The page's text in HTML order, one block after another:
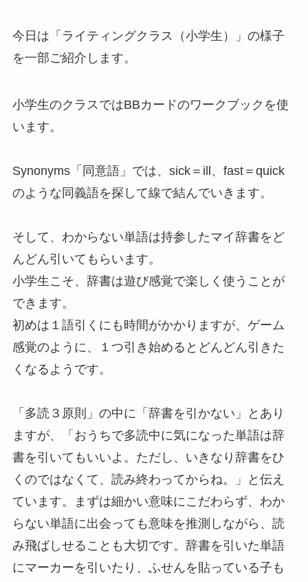
今日は「ライティングクラス（小学生）」の様子
を一部ご紹介します。
小学生のクラスではBBカードのワークブックを使
います。
Synonyms「同意語」では、sick＝ill、fast＝quick
のような同義語を探して線で結んでいきます。
そして、わからない単語は持参したマイ辞書をど
んどん引いてもらいます。
小学生こそ、辞書は遊び感覚で楽しく使うことが
できます。
初めは１語引くにも時間がかかりますが、ゲーム
感覚のように、１つ引き始めるとどんどん引きた
くなるようです。
「多読３原則」の中に「辞書を引かない」とあり
ますが、「おうちで多読中に気になった単語は辞
書を引いてもいいよ。ただし、いきなり辞書をひ
くのではなくて、読み終わってからね。」と伝え
ています。まずは細かい意味にこだわらず、わか
らない単語に出会っても意味を推測しながら、読
み飛ばしせることも大切です。辞書を引いた単語
にマーカーを引いたり、ふせんを貼っている子も